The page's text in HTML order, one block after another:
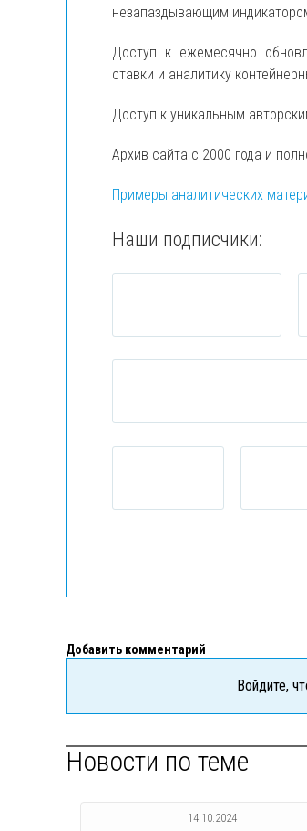
незапаздывающим
Доступ к ежемесячно
ставки и аналитику
Доступ к уникальным
Архив сайта с 2000 года и
Примеры аналитических
Наши подписчики:
Добавить комментарий
Войдите,
Новости по теме
14.10.2024